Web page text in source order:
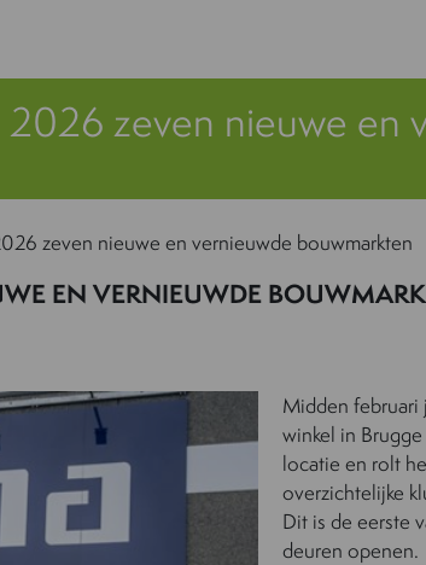
zeven nieuwe en
zeven nieuwe en vernieuwde bouwmarkten
EN VERNIEUWDE
Midden
winkel in
locatie en rolt
overzichtelijke
Dit is de eerste
deuren openen.